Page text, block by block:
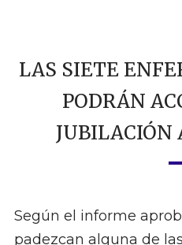
LAS SIETE
PODRÁN
JUBILACIÓN
Según el informe
padezcan alguna de